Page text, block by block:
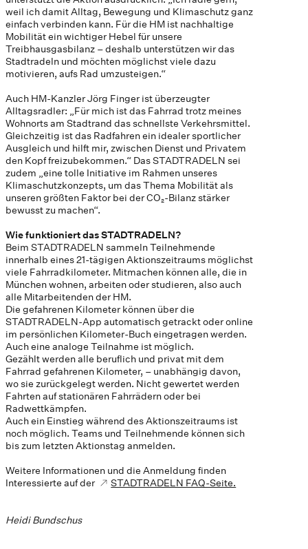
weil ich damit Alltag, Bewegung und Klimaschutz ganz
einfach verbinden kann. Für die HM ist nachhaltige
Mobilität ein wichtiger Hebel für unsere
Treibhausgasbilanz – deshalb unterstützen wir das
Stadtradeln und möchten möglichst viele dazu
motivieren, aufs Rad umzusteigen.“
Auch HM-Kanzler Jörg Finger ist überzeugter
Alltagsradler: „Für mich ist das Fahrrad trotz meines
Wohnorts am Stadtrand das schnellste Verkehrsmittel.
Gleichzeitig ist das Radfahren ein idealer sportlicher
Ausgleich und hilft mir, zwischen Dienst und Privatem
den Kopf freizubekommen.“ Das STADTRADELN sei
zudem „eine tolle Initiative im Rahmen unseres
Klimaschutzkonzepts, um das Thema Mobilität als
unseren größten Faktor bei der CO₂-Bilanz stärker
bewusst zu machen“.
Wie funktioniert das STADTRADELN?
Beim STADTRADELN sammeln Teilnehmende
innerhalb eines 21-tägigen Aktionszeitraums möglichst
viele Fahrradkilometer. Mitmachen können alle, die in
München wohnen, arbeiten oder studieren, also auch
alle Mitarbeitenden der HM.
Die gefahrenen Kilometer können über die
STADTRADELN-App automatisch getrackt oder online
im persönlichen Kilometer-Buch eingetragen werden.
Auch eine analoge Teilnahme ist möglich.
Gezählt werden alle beruflich und privat mit dem
Fahrrad gefahrenen Kilometer, – unabhängig davon,
wo sie zurückgelegt werden. Nicht gewertet werden
Fahrten auf stationären Fahrrädern oder bei
Radwettkämpfen.
Auch ein Einstieg während des Aktionszeitraums ist
noch möglich. Teams und Teilnehmende können sich
bis zum letzten Aktionstag anmelden.
Weitere Informationen und die Anmeldung finden
Interessierte auf der
STADTRADELN FAQ-Seite.
Heidi Bundschus